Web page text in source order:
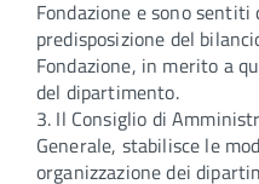
Fondazione e sono
predisposizione del
Fondazione, in merito a
del dipartimento.
3. Il Consiglio di
Generale, stabilisce le
organizzazione dei